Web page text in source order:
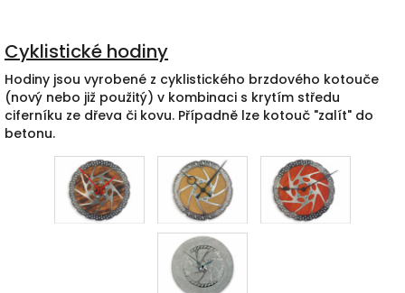
Cyklistické hodiny
Hodiny jsou vyrobené z cyklistického brzdového kotouče
(nový nebo již použitý) v kombinaci s krytím středu
ciferníku ze dřeva či kovu. Případně lze kotouč "zalít" do
betonu.